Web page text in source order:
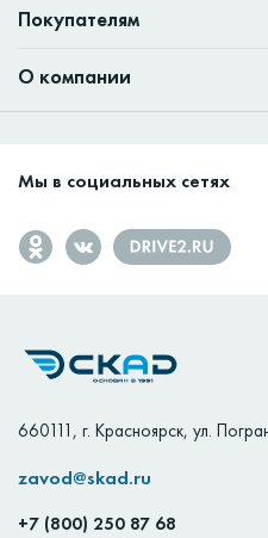
660111 , г. Красноярск, ул.
zavod@skad.ru
+7 (800) 250 87 68
Покупателям
О компании
Мы в социальных сетях